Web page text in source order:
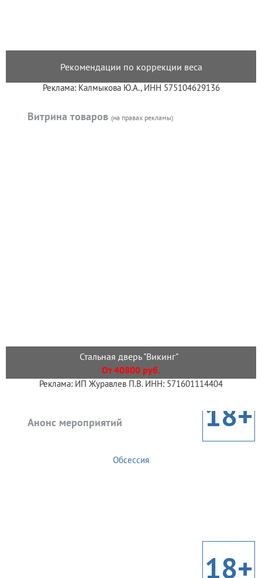
Рекомендации по коррекции веса
Реклама: Калмыкова Ю.А., ИНН 575104629136
Витрина товаров (на правах рекламы)
Стальная дверь "Викинг"
От 40800 руб.
Реклама: ИП Журавлев П.В. ИНН: 571601114404
Анонс мероприятий 18+
Обсессия
18+